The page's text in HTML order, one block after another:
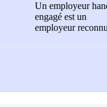
Un employeur
engagé est un
employeur